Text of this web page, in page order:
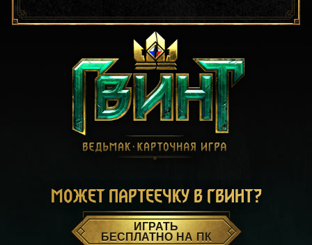
МОЖЕТ ПАРТЕЕЧКУ В ГВИНТ?
ИГРАТЬ
БЕСПЛАТНО НА ПК